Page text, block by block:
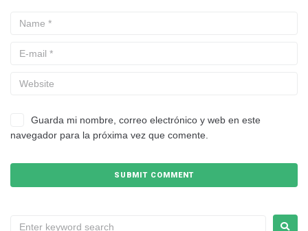
Guarda mi nombre, correo electrónico y web en este
navegador para la próxima vez que comente.